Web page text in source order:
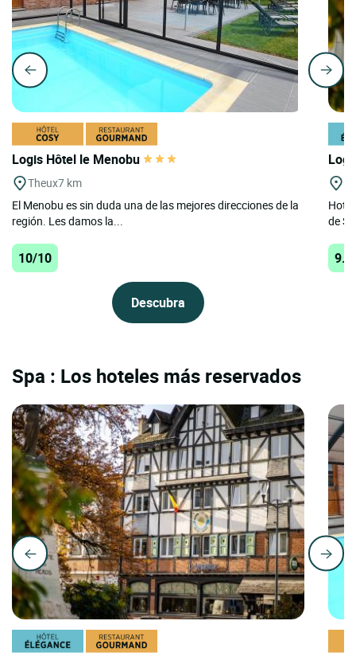
Logis Hôtel le Menobu
Theux7 km
El Menobu es sin duda una de las mejores direcciones de la
región. Les damos la...
10/10
Descubra
de
Spa : Los hoteles más reservados